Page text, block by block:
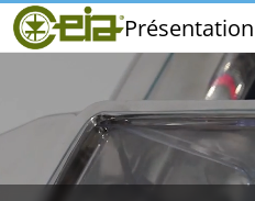
Présentation
Home
CEIA
Salons et Événements